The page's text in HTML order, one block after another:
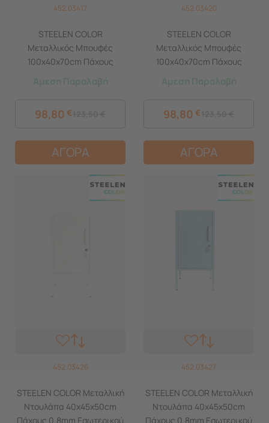
452.03417
STEELEN COLOR
Μεταλλικός Μπουφές
100x40x70cm Πάχους
0.8mm Εσωτερικού Χώρου
Άμεση Παραλαβή
98,80 €
ΑΓΟΡΑ
452.03420
STEELEN COLOR
Μεταλλικός Μπουφές
100x40x70cm Πάχους
0.8mm Εσωτερικού Χώρου
Άμεση Παραλαβή
98,80 €
ΑΓΟΡΑ
452.03426
STEELEN COLOR Μεταλλική
Ντουλάπα 40x45x50cm
Πάχους 0.8mm Εσωτερικού
452.03427
STEELEN COLOR Μεταλλική
Ντουλάπα 40x45x50cm
Πάχους 0.8mm Εσωτερικού